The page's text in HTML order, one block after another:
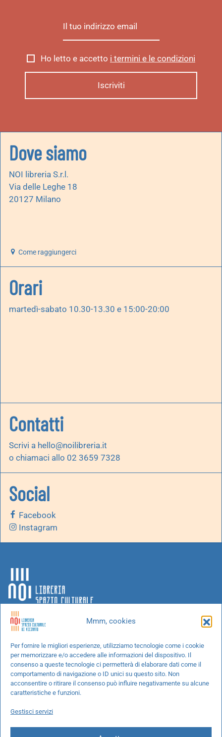
Mmm, cookies
Per fornire le migliori esperienze, utilizziamo tecnologie come i cookie
per memorizzare e/o accedere alle informazioni del dispositivo. Il
consenso a queste tecnologie ci permetterà di elaborare dati come il
comportamento di navigazione o ID unici su questo sito. Non
acconsentire o ritirare il consenso può influire negativamente su alcune
caratteristiche e funzioni.
Gestisci servizi
Ho letto e accetto i termini e le condizioni
Dove siamo
NOI libreria S.r.l.
Via delle Leghe 18
20127 Milano
Come raggiungerci
Orari
martedì-sabato 10.30-13.30 e 15:00-20:00
Contatti
Scrivi a hello@noilibreria.it
o chiamaci allo 02 3659 7328
Social
Facebook
Instagram
Chi siamo
Progetti speciali
Richiedi un libro
Spedizioni
Cookie Policy